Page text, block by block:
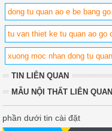
dong tu quan ao e be bang
tu van thiet ke tu quan ao go
xuong moc nhan dong tu
TIN LIÊN QUAN
MẪU NỘI THẤT LIÊN QUAN
phần dưới tin cài đặt